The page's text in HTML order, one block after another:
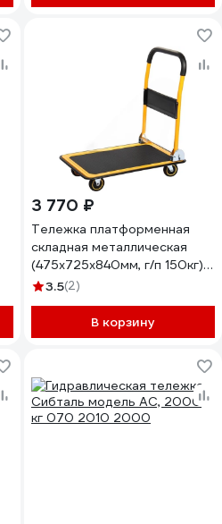
3 770 ₽
Тележка платформенная
складная металлическая
(475x725x840мм, г/п 150кг)
Эврика ER-64772 830178
3.5(2)
В корзину